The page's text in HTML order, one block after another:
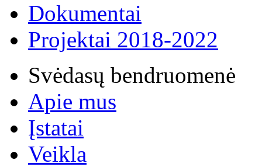
Dokumentai
Projektai 2018-2022
Svėdasų bendruomenė
Apie mus
Įstatai
Veikla